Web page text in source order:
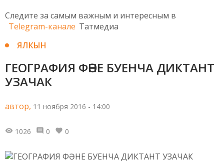
Следите за самым важным и интересным в
Telegram-канале Татмедиа
ЯЛКЫН
ГЕОГРАФИЯ ФӘНЕ БУЕНЧА ДИКТАНТ
УЗАЧАК
автор, 11 ноября 2016 - 14:00
1026 0 0